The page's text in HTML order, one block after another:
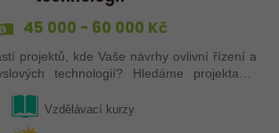
45 000 - 60 000 Kč
projektů, kde Vaše návrhy ovlivní řízení a
technologií? Hledáme projektanta
Vzdělávací kurzy